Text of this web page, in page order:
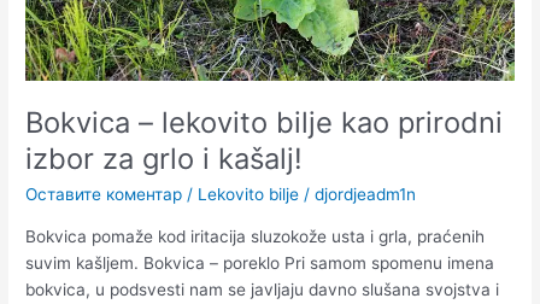
Bokvica – lekovito bilje kao prirodni
izbor za grlo i kašalj!
Оставите коментар / Lekovito bilje /djordjeadm1n
Bokvica pomaže kod iritacija sluzokože usta i grla, praćenih
suvim kašljem. Bokvica – poreklo Pri samom spomenu imena
bokvica, u podsvesti nam se javljaju davno slušana svojstva i
i
kašalj!